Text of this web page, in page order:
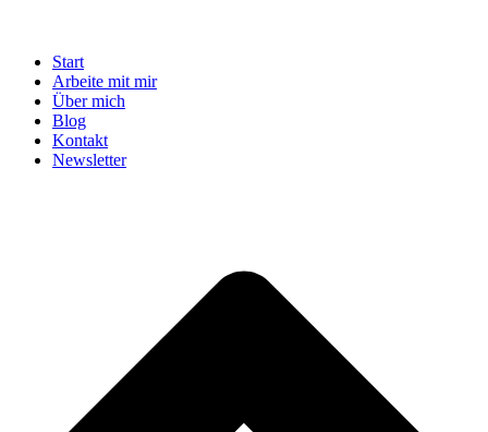
Start
Arbeite mit mir
Über mich
Blog
Kontakt
Newsletter